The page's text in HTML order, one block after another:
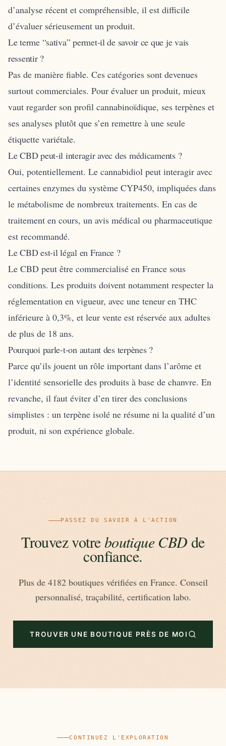
d’analyse récent et compréhensible, il est difficile
d’évaluer sérieusement un produit.
Le terme “sativa” permet-il de savoir ce que je vais
ressentir ?
Pas de manière fiable. Ces catégories sont devenues
surtout commerciales. Pour évaluer un produit, mieux
vaut regarder son profil cannabinoïdique, ses terpènes et
ses analyses plutôt que s’en remettre à une seule
étiquette variétale.
Le CBD peut-il interagir avec des médicaments ?
Oui, potentiellement. Le cannabidiol peut interagir avec
certaines enzymes du système CYP450, impliquées dans
le métabolisme de nombreux traitements. En cas de
traitement en cours, un avis médical ou pharmaceutique
est recommandé.
Le CBD est-il légal en France ?
Le CBD peut être commercialisé en France sous
conditions. Les produits doivent notamment respecter la
réglementation en vigueur, avec une teneur en THC
inférieure à 0,3%, et leur vente est réservée aux adultes
de plus de 18 ans.
Pourquoi parle-t-on autant des terpènes ?
Parce qu’ils jouent un rôle important dans l’arôme et
l’identité sensorielle des produits à base de chanvre. En
revanche, il faut éviter d’en tirer des conclusions
simplistes : un terpène isolé ne résume ni la qualité d’un
produit, ni son expérience globale.
PASSEZ DU SAVOIR À L'ACTION
Trouvez votreboutique CBD de
confiance.
Plus de 4182 boutiques vérifiées en France. Conseil
personnalisé, traçabilité, certification labo.
TROUVER UNE BOUTIQUE PRÈS DE MOI
CONTINUEZ L'EXPLORATION